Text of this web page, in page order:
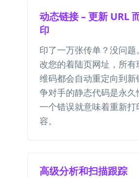
动态链接 – 更新 URL
印
印了一万张传单？没问题
改您的着陆页网址，所有
维码都会自动重定向到新
争对手的静态代码是永
一个错误就意味着重新打
容。
高级分析和扫描跟踪